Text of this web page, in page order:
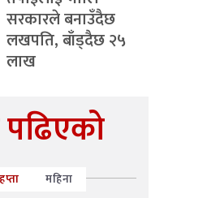
सरकारले बनाउँदैछ
लखपति, बाँड्दैछ २५
लाख
हप्ता महिना